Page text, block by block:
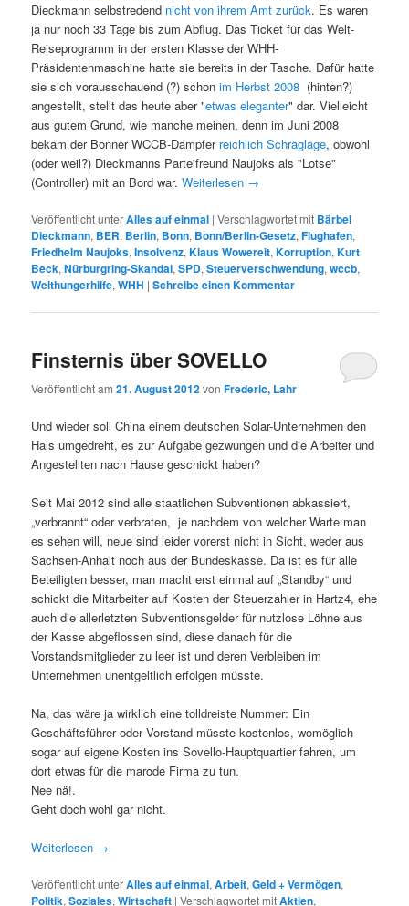
Dieckmann selbstredend nicht von ihrem Amt zurück. Es waren
ja nur noch 33 Tage bis zum Abflug. Das Ticket für das Welt-
Reiseprogramm in der ersten Klasse der WHH-
Präsidentenmaschine hatte sie bereits in der Tasche. Dafür hatte
sie sich vorausschauend (?) schonim Herbst 2008 (hinten?)
angestellt, stellt das heute aber "etwas eleganter" dar. Vielleicht
aus gutem Grund, wie manche meinen, denn im Juni 2008
bekam der Bonner WCCB-Dampfer reichlich Schräglage, obwohl
(oder weil?) Dieckmanns Parteifreund Naujoks als "Lotse"
(Controller) mit an Bord war.Weiterlesen →
Veröffentlicht unterAlles auf einmal |Verschlagwortet mit Bärbel
Dieckmann, BER, Berlin, Bonn, Bonn/Berlin-Gesetz,Flughafen,
Friedhelm Naujoks,Insolvenz,Klaus Wowereit,Korruption,Kurt
Beck,Nürburgring-Skandal,SPD,Steuerverschwendung,wccb,
Welthungerhilfe,WHH |Schreibe einen Kommentar
Finsternis über SOVELLO
Veröffentlicht am21. August 2012vonFrederic, Lahr
Und wieder soll China einem deutschen Solar-Unternehmen den
Hals umgedreht, es zur Aufgabe gezwungen und die Arbeiter und
Angestellten nach Hause geschickt haben?
Seit Mai 2012 sind alle staatlichen Subventionen abkassiert,
„verbrannt“ oder verbraten, je nachdem von welcher Warte man
es sehen will, neue sind leider vorerst nicht in Sicht, weder aus
Sachsen-Anhalt noch aus der Bundeskasse. Da ist es für alle
Beteiligten besser, man macht erst einmal auf „Standby“ und
schickt die Mitarbeiter auf Kosten der Steuerzahler in Hartz4, ehe
auch die allerletzten Subventionsgelder für nutzlose Löhne aus
der Kasse abgeflossen sind, diese danach für die
Vorstandsmitglieder zu leer ist und deren Verbleiben im
Unternehmen unentgeltlich erfolgen müsste.
Na, das wäre ja wirklich eine tolldreiste Nummer: Ein
Geschäftsführer oder Vorstand müsste kostenlos, womöglich
sogar auf eigene Kosten ins Sovello-Hauptquartier fahren, um
dort etwas für die marode Firma zu tun.
Nee nä!.
Geht doch wohl gar nicht.
Weiterlesen →
Veröffentlicht unterAlles auf einmal,Arbeit,Geld + Vermögen,
Politik,Soziales,Wirtschaft |Verschlagwortet mitAktien,